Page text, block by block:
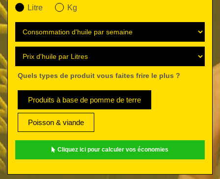
Litre Kg
Quels types de produit vous faites frire le plus ?
Produits à base de pomme de terre
Poisson & viande
Cliquez ici pour calculer vos économies